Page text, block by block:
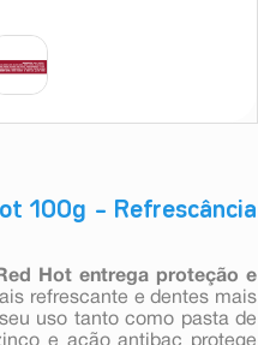
100g – Refrescância
Hot entrega proteção e
refrescante e dentes mais
uso tanto como pasta de
e ação antibac protege